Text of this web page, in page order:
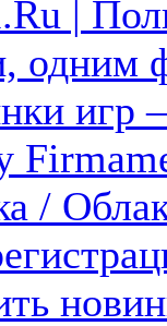
|
одним
/